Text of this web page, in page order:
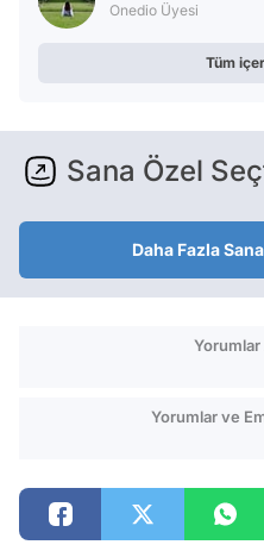
Onedio Üyesi
Tüm
Sana Özel
Daha Fazla
Yorumlar
Yorumlar ve